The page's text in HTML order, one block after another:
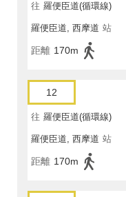
往 羅便臣道(循環線)
羅便臣道, 西摩道 站
距離 170m
12
往 羅便臣道(循環線)
羅便臣道, 西摩道 站
距離 170m